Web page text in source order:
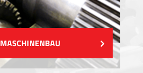
MASCHINENBAU